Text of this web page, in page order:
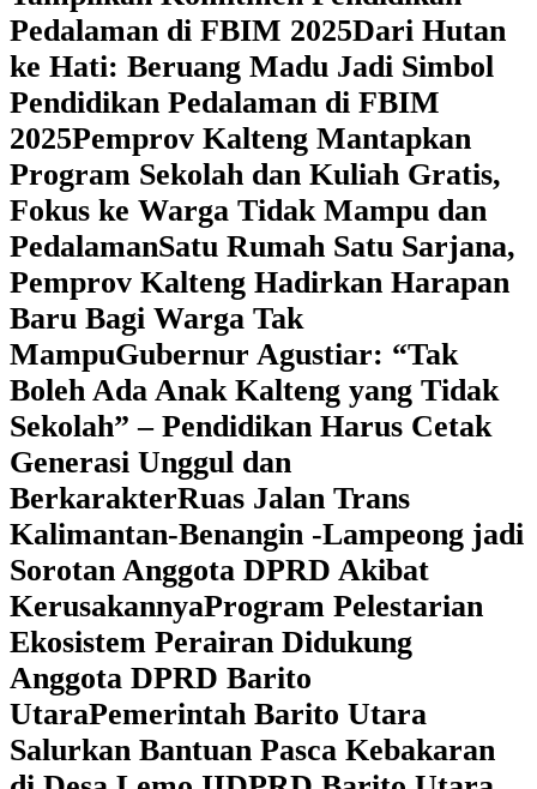
Pedalaman di FBIM 2025‎Dari Hutan
ke Hati: Beruang Madu Jadi Simbol
Pendidikan Pedalaman di FBIM
2025‎Pemprov Kalteng Mantapkan
Program Sekolah dan Kuliah Gratis,
Fokus ke Warga Tidak Mampu dan
Pedalaman‎Satu Rumah Satu Sarjana,
Pemprov Kalteng Hadirkan Harapan
Baru Bagi Warga Tak
Mampu‎Gubernur Agustiar: “Tak
Boleh Ada Anak Kalteng yang Tidak
Sekolah” – Pendidikan Harus Cetak
Generasi Unggul dan
BerkarakterRuas Jalan Trans
Kalimantan-Benangin -Lampeong jadi
Sorotan Anggota DPRD Akibat
KerusakannyaProgram Pelestarian
Ekosistem Perairan Didukung
Anggota DPRD Barito
UtaraPemerintah Barito Utara
Salurkan Bantuan Pasca Kebakaran